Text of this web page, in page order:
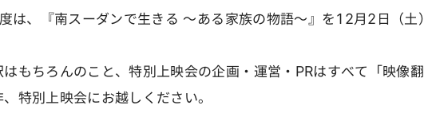
は、『南スーダンで生きる ～ある家族の物語～』を12月2日（土
もちろんのこと、特別上映会の企画・運営・PRはすべて「映像
特別上映会にお越しください。